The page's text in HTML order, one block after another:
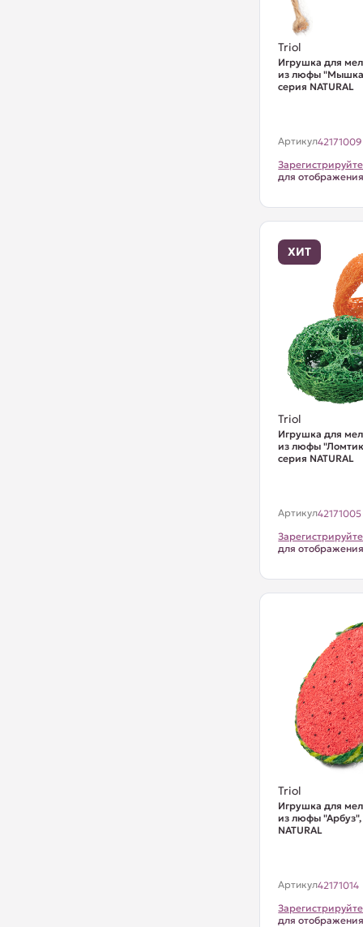
Triol
Игрушка для
из люфы
серия NATURAL
Артикул42171009
для
ХИТ
Triol
Игрушка для
из люфы
серия NATURAL
Артикул42171005
для
Triol
Игрушка для
из люфы
NATURAL
Артикул42171014
для